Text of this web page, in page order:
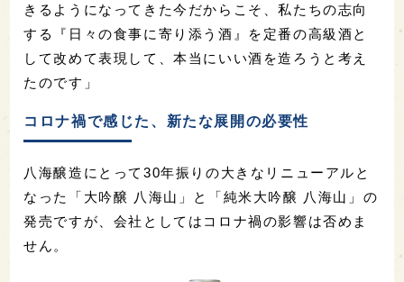
きるようになってきた今だからこそ、私たちの志向
する『日々の食事に寄り添う酒』を定番の高級酒と
して改めて表現して、本当にいい酒を造ろうと考え
たのです」
コロナ禍で感じた、新たな展開の必要性
八海醸造にとって30年振りの大きなリニューアルと
なった「大吟醸 八海山」と「純米大吟醸 八海山」の
発売ですが、会社としてはコロナ禍の影響は否めま
せん。